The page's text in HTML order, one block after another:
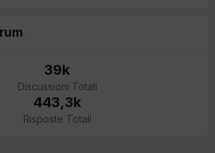
39k
Discussioni Totali
443,3k
Risposte Totali